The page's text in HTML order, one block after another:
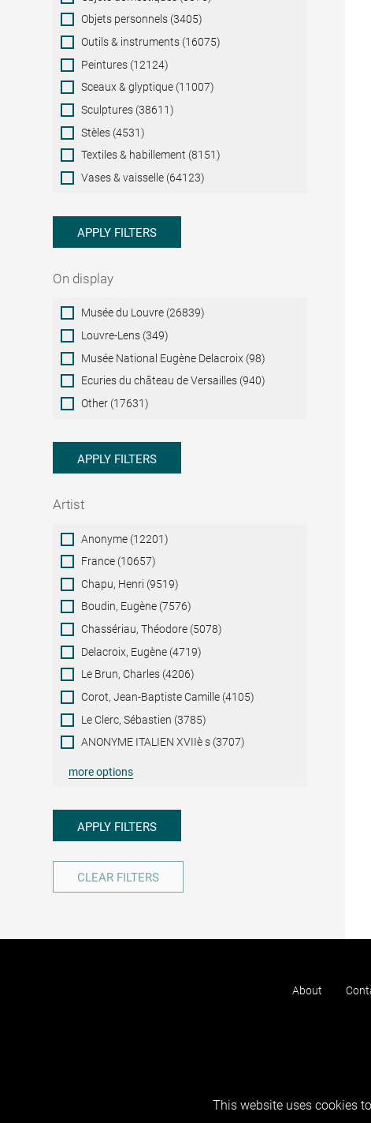
Objets personnels (3405)
Outils & instruments (16075)
Peintures (12124)
Sceaux & glyptique (11007)
Sculptures (38611)
Stèles (4531)
Textiles & habillement (8151)
Vases & vaisselle (64123)
APPLY FILTERS
On display
On
display
Musée du Louvre (26839)
Louvre-Lens (349)
Musée National Eugène Delacroix (98)
Ecuries du château de Versailles (940)
Other (17631)
APPLY FILTERS
Artist
ArtistAnonyme (12201)
France (10657)
Chapu, Henri (9519)
Boudin, Eugène (7576)
Chassériau, Théodore (5078)
Delacroix, Eugène (4719)
Le Brun, Charles (4206)
Corot, Jean-Baptiste Camille (4105)
Le Clerc, Sébastien (3785)
ANONYME ITALIEN XVIIè s (3707)
more options
APPLY FILTERS
CLEAR FILTERS
About
This website uses cookies